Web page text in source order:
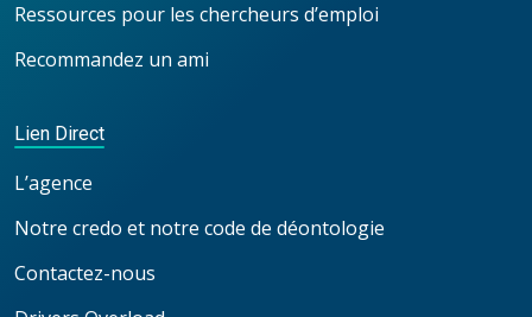
Ressources pour les chercheurs d’emploi
Recommandez un ami
Lien Direct
L’agence
Notre credo et notre code de déontologie
Contactez-nous